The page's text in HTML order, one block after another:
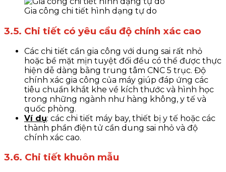
Gia công chi tiết hình dạng tự do
3.5. Chi tiết có yêu cầu độ chính xác cao
Các chi tiết cần gia công với dung sai rất nhỏ
hoặc bề mặt mịn tuyệt đối đều có thể được thực
hiện dễ dàng bằng trung tâm CNC 5 trục. Độ
chính xác gia công của máy giúp đáp ứng các
tiêu chuẩn khắt khe về kích thước và hình học
trong những ngành như hàng không, y tế và
quốc phòng.
Ví dụ: các chi tiết máy bay, thiết bị y tế hoặc các
thành phần điện tử cần dung sai nhỏ và độ
chính xác cao.
3.6. Chi tiết khuôn mẫu